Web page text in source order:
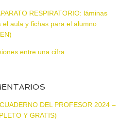
RESPIRATORIO: láminas
el aula y fichas para el alumno
entre una cifra
DEL PROFESOR 2024 –
Y GRATIS)